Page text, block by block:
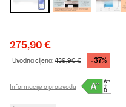
275,90 €
Uvodna cijena:439,90 € -37%
Informacije o proizvodu